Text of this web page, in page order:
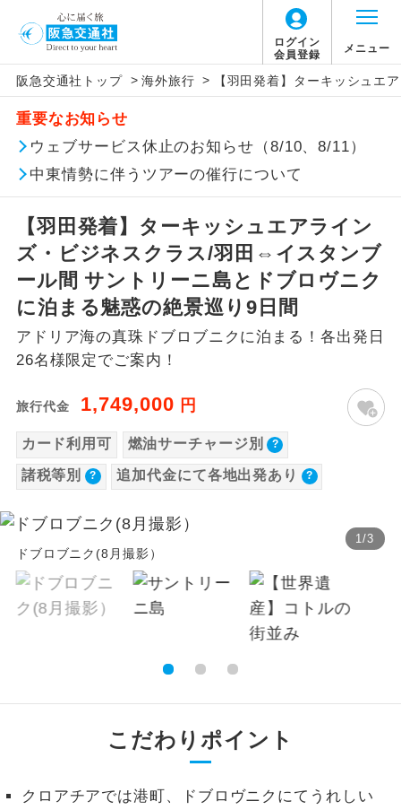
ログイン
会員登録
メニュー
阪急交通社トップ > 海外旅行 > 【羽田発着】ターキッシュエ
重要なお知らせ
ウェブサービス休止のお知らせ（8/10、8/11）
中東情勢に伴うツアーの催行について
【羽田発着】ターキッシュエアライン
ズ・ビジネスクラス/羽田⇔イスタンブ
ール間 サントリーニ島とドブロヴニク
に泊まる魅惑の絶景巡り9日間
アドリア海の真珠ドブロブニクに泊まる！各出発日
26名様限定でご案内！
旅行代金 1,749,000 円
カード利用可 燃油サーチャージ別
諸税等別 追加代金にて各地出発あり
1/3
ドブロブニク(8月撮影）
こだわりポイント
クロアチアでは港町、ドブロヴニクにてうれしい
旅行代金に燃油サーチャージは含まれており
ません。別途お支払いが必要となります。
目安：136,000円（2026/07/01現在）
※上記の燃油サーチャージは変更になる場合
があります。
旅行代金に、以下の料金は含まれておりませ
ん。別途お支払が必要となります。
【日本国内空港施設使用料】
羽田空港
2026/8/9〜2026/10/5 大人（12歳以上）
2,950円、子供（2歳以上12歳未満）1,470円
2026/10/6〜2027/6/4 大人（12歳以上）
2,950円、子供（2歳以上12歳未満）1,470円
（2歳以上12歳未満）1,470円
【海外空港諸税等】
旅行代金に各国空港の旅客サービス施設使用
料と空港税等は含まれておりません。別途お
支払いが必要となります。
歳未満）8,330円
※手配の都合により変更になる場合がありま
す。
2026/8/11 大人（12歳以上）3,000円、子供
（2歳以上12歳未満）3,000円滞在税・宿泊
税・都市その他諸税
2026/8/11 大人（12歳以上）4,670円、子供
このツアーは以下の出発地から追加代金でご参
加いただけます。
※リクエスト受付の場合、ご手配の可否は後日回答さ
せていただきます。
追加代金にて各地発着ありとは
当ツアーは日程表に記載の出発空港だけで
なく、各地より下記追加代金にて飛行機や
鉄道などを利用しご参加いただけます。
ご同行者様が異なる発着地をご希望の場合
は、当社予約センターまで連絡ください。
飛行機追加代金（1名様につき）
設定期間（往路出発日）：2026年4月1日〜2026
年9月30日
【往路】
追加代金
北海道 新千歳空港 27,500
北海道 女満別空港 27,500
たんちょう釧路空港
旭川空港
青森県 青森空港 27,500円
三沢空港
秋田空港
愛媛県 松山空港 27,500 円
アイコン 説明
添乗員同行
往路出発空港（駅）から復路到着空港
（駅）まで同行します。
現地到着後、現地係員が同行しお世話い
たします。
バスガイド乗
務
バスガイドが乗務し、車内での観光案内
があります。
新コース
ユネスコに登録されている文化遺産や自
温泉地にも宿泊するコースです。
露天風呂
ご宿泊ホテルに露天風呂が付いていま
す。
大浴場 ご宿泊ホテルに大浴場が付いています。
全てのお食事が付いていますので、お食
事の心配はいりません。（機内食を除
く）
だけます。
をじっくり聞くことができます。
す。